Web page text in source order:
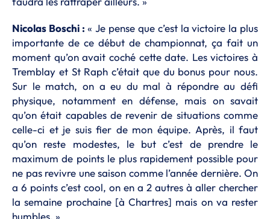
Nicolas Boschi : « Je pense que c’est la victoire la plus
importante de ce début de championnat, ça fait un
moment qu’on avait coché cette date. Les victoires à
Tremblay et St Raph c’était que du bonus pour nous.
Sur le match, on a eu du mal à répondre au défi
physique, notamment en défense, mais on savait
qu’on était capables de revenir de situations comme
celle-ci et je suis fier de mon équipe. Après, il faut
qu’on reste modestes, le but c’est de prendre le
maximum de points le plus rapidement possible pour
ne pas revivre une saison comme l’année dernière. On
a 6 points c’est cool, on en a 2 autres à aller chercher
la semaine prochaine [à Chartres] mais on va rester
humbles. »